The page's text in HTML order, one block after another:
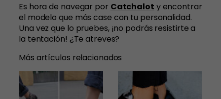
Es hora de navegar por Catchalot y encontrar
el modelo que más case con tu personalidad.
Una vez que lo pruebes, ¡no podrás resistirte a
la tentación! ¿Te atreves?
Más artículos relacionados